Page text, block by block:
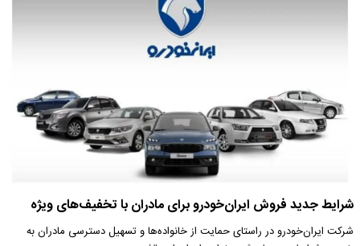
شرایط جدید فروش ایران‌خودرو برای مادران با تخفیف‌های ویژه
شرکت ایران‌خودرو در راستای حمایت از خانواده‌ها و تسهیل دسترسی مادران به